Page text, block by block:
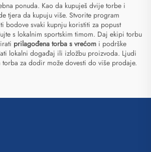
ponuda. Kao da kupuješ dvije torbe i
tjera da kupuju više. Stvorite program
bodove svaki kupnju koristiti za popust
s lokalnim sportskim timom. Daj ekipi torbu
prilagođena torba s vrećom i podrške
lokalni događaj ili izložbu proizvoda. Ljudi
torba za dodir može dovesti do više prodaje.